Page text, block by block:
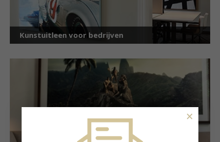
Kunstuitleen voor bedrijven
×